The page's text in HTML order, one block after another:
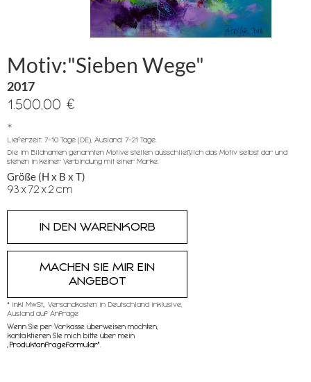
Motiv:"Sieben Wege"
2017
1.500,00 €
*
Lieferzeit: 7-10 Tage (DE), Ausland: 7-21 Tage.
Die im Bildnamen genannten Motive stellen ausschließlich das Motiv selbst dar und
stehen in keiner Verbindung mit einer Marke.
Größe (H x B x T)
93x72x2 cm
MACHEN SIE MIR EIN
ANGEBOT
* inkl MwSt,, Versandkosten in Deutschland inklusive,
Ausland auf Anfrage
Wenn Sie per Vorkasse überweisen möchten,
kontaktieren SIe mich bitte über mein
Produktanfrageformular"